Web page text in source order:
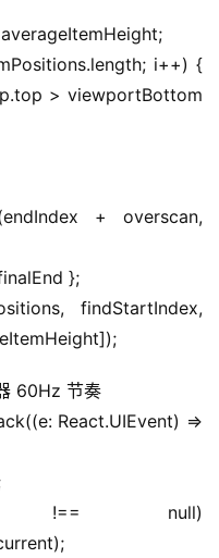
i++) {
> viewportBottom
+ overscan,
};
findStartIndex,
60Hz 节奏
React.UIEvent) =>
!== null)